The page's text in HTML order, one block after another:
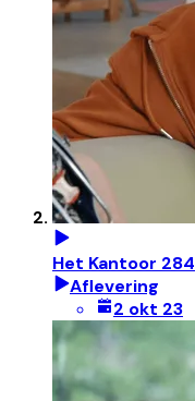
Het Kantoor 284
Aflevering
2 okt 23